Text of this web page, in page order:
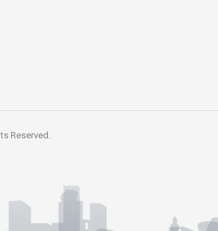
Reserved.